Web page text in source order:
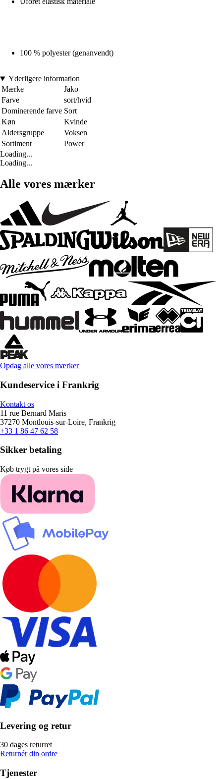
100 % polyester (genanvendt)
Yderligere information
Mærke
Jako
Farve
sort/hvid
Dominerende farve Sort
Køn
Kvinde
Aldersgruppe
Voksen
Sortiment
Power
Loading...
Loading...
Alle vores mærker
Opdag alle vores mærker
Kundeservice i Frankrig
Kontakt os
11 rue Bernard Maris
37270 Montlouis-sur-Loire, Frankrig
+33 1 86 47 62 58
Sikker betaling
Køb trygt på vores side
Levering og retur
30 dages returret
Returnér din ordre
Tjenester